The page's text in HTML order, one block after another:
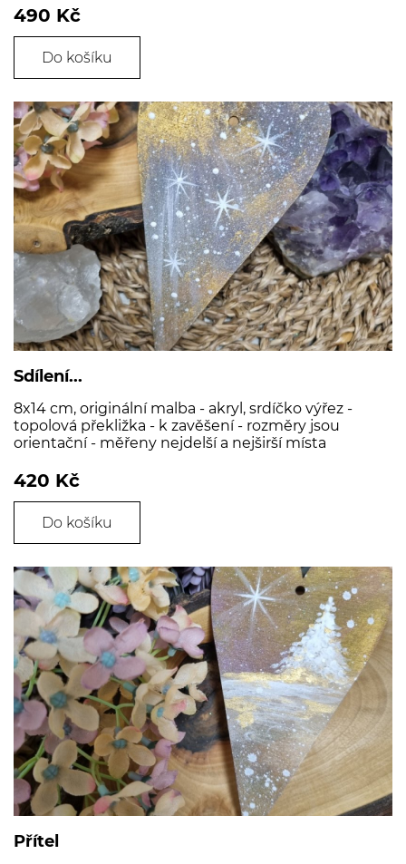
490 Kč
Do košíku
Sdílení...
8x14 cm, originální malba - akryl, srdíčko výřez -
topolová překližka - k zavěšení - rozměry jsou
orientační - měřeny nejdelší a nejširší místa
420 Kč
Do košíku
Přítel